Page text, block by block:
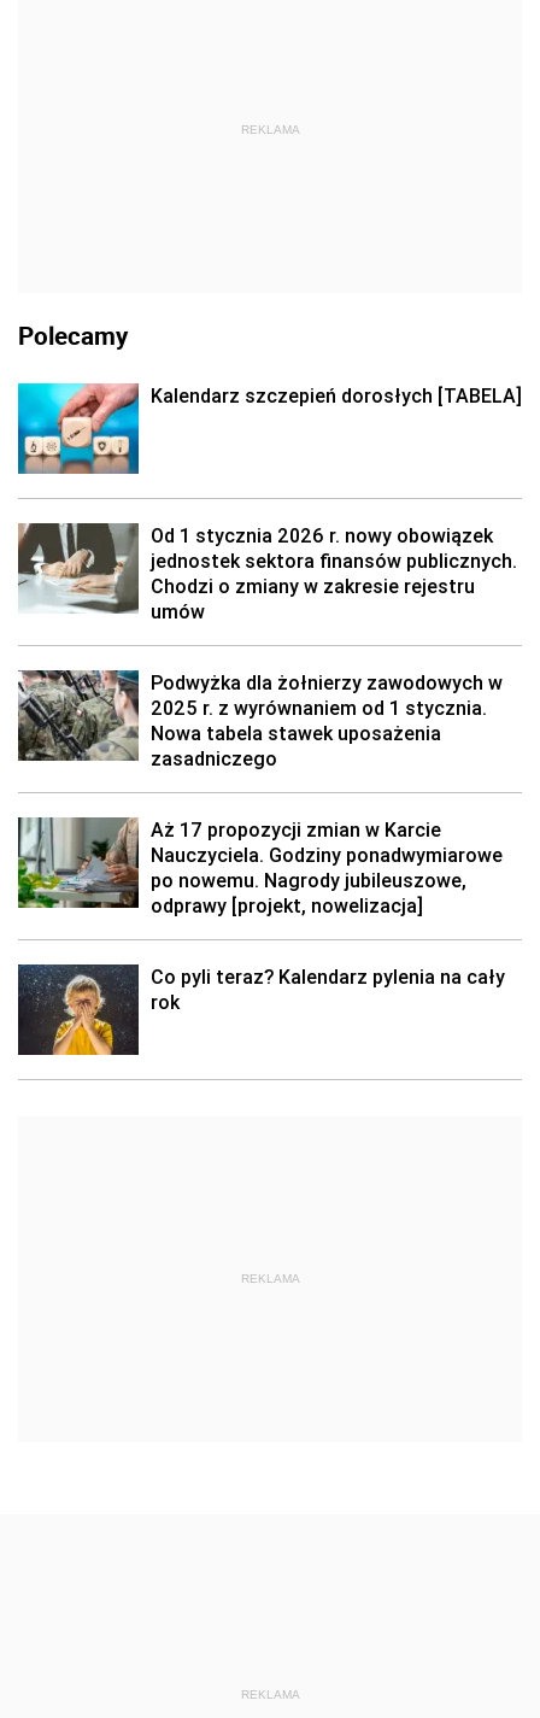
REKLAMA
Polecamy
Kalendarz szczepień dorosłych [TABELA]
Od 1 stycznia 2026 r. nowy obowiązek
jednostek sektora finansów publicznych.
Chodzi o zmiany w zakresie rejestru
umów
Podwyżka dla żołnierzy zawodowych w
2025 r. z wyrównaniem od 1 stycznia.
Nowa tabela stawek uposażenia
zasadniczego
Aż 17 propozycji zmian w Karcie
Nauczyciela. Godziny ponadwymiarowe
po nowemu. Nagrody jubileuszowe,
odprawy [projekt, nowelizacja]
Co pyli teraz? Kalendarz pylenia na cały
rok
REKLAMA
REKLAMA